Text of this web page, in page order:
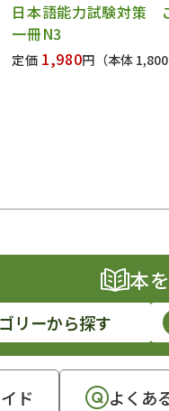
日本語能力試験対策
一冊N3
定価 1,980円 （本体 1,800
本
リーから探す
ド よくあ